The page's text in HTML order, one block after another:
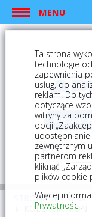
MENU
logowanie
Mój
STRONA GŁÓWNA
KOLEKCJA
Ta strona
technologie
zapewnienia
usług, do
reklam. Do
dotyczące
witryny za
opcji
zewnętrznym
partnerom
kliknąć
plików cookie
Więcej
Prywatności.